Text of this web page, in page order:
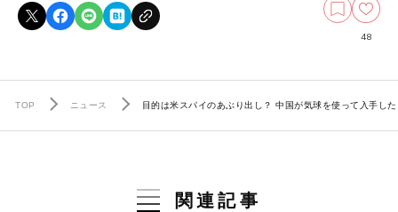
48
TOP ニュース 目的は米スパイのあぶり出し？ 中国が気球を使って入手し
関連記事